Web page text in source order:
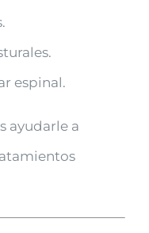
espinal.
ayudarle a